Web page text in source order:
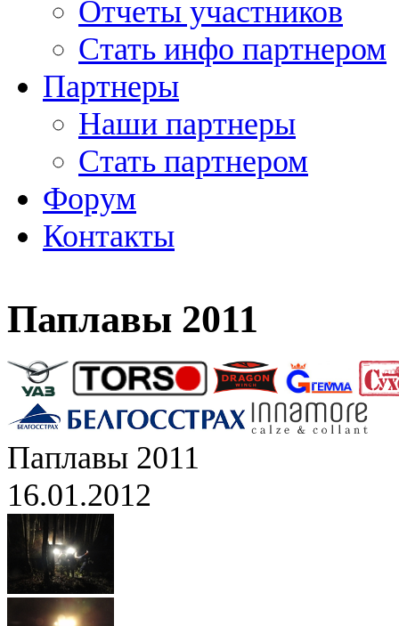
Отчеты участников
Стать инфо партнером
Партнеры
Наши партнеры
Стать партнером
Форум
Контакты
Паплавы 2011
Паплавы 2011
16.01.2012